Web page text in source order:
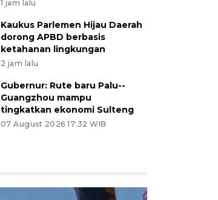
1 jam lalu
Kaukus Parlemen Hijau Daerah
dorong APBD berbasis
ketahanan lingkungan
2 jam lalu
Gubernur: Rute baru Palu--
Guangzhou mampu
tingkatkan ekonomi Sulteng
07 August 2026 17:32 WIB